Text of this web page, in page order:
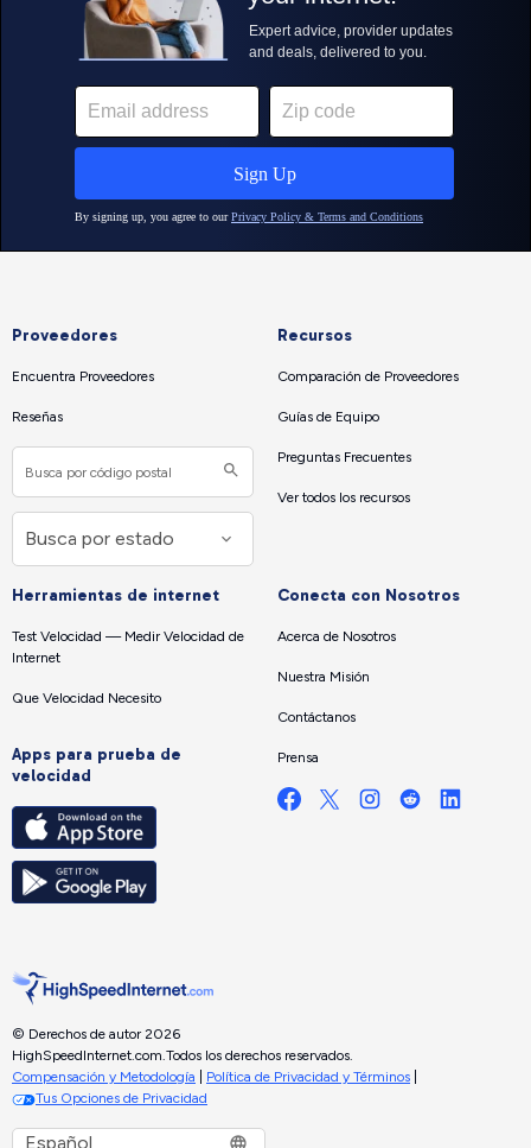
Proveedores
Encuentra Proveedores
Reseñas
Recursos
Comparación de Proveedores
Guías de Equipo
Preguntas Frecuentes
Ver todos los recursos
Herramientas de internet
Test Velocidad — Medir Velocidad de
Internet
Que Velocidad Necesito
Apps para prueba de
velocidad
Conecta con Nosotros
Acerca de Nosotros
Nuestra Misión
Contáctanos
Prensa
© Derechos de autor 2026
HighSpeedInternet.com. Todos los derechos reservados.
Compensación y Metodología
Política de Privacidad y Términos
Tus Opciones de Privacidad